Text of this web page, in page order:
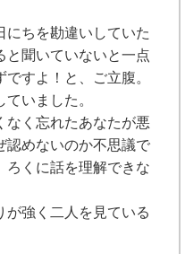
ちを勘違いしていた
と聞いていないと一点
すよ！と、ご立腹。
いました。
なく忘れたあなたが悪
認めないのか不思議で
ろくに話を理解できな
が強く二人を見ている